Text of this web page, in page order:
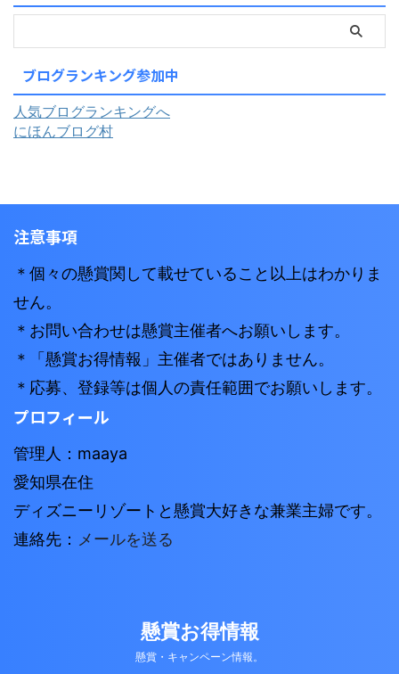
ブログランキング参加中
人気ブログランキングへ
にほんブログ村
注意事項
＊個々の懸賞関して載せていること以上はわかりま
せん。
＊お問い合わせは懸賞主催者へお願いします。
＊「懸賞お得情報」主催者ではありません。
＊応募、登録等は個人の責任範囲でお願いします。
プロフィール
管理人：maaya
愛知県在住
ディズニーリゾートと懸賞大好きな兼業主婦です。
連絡先： メールを送る
懸賞お得情報
懸賞・キャンペーン情報。